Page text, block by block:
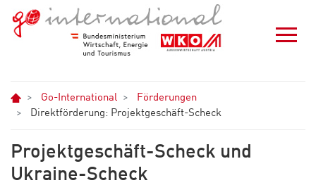
Zum Hauptinhalt springen
Zur Navigation springen
Zum Footer springen
Home Go-International
Förderungen
Direktförderung: Projektgeschäft-Scheck
Projektgeschäft-Scheck und
Ukraine-Scheck